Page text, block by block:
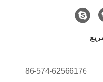
86-574-62566176